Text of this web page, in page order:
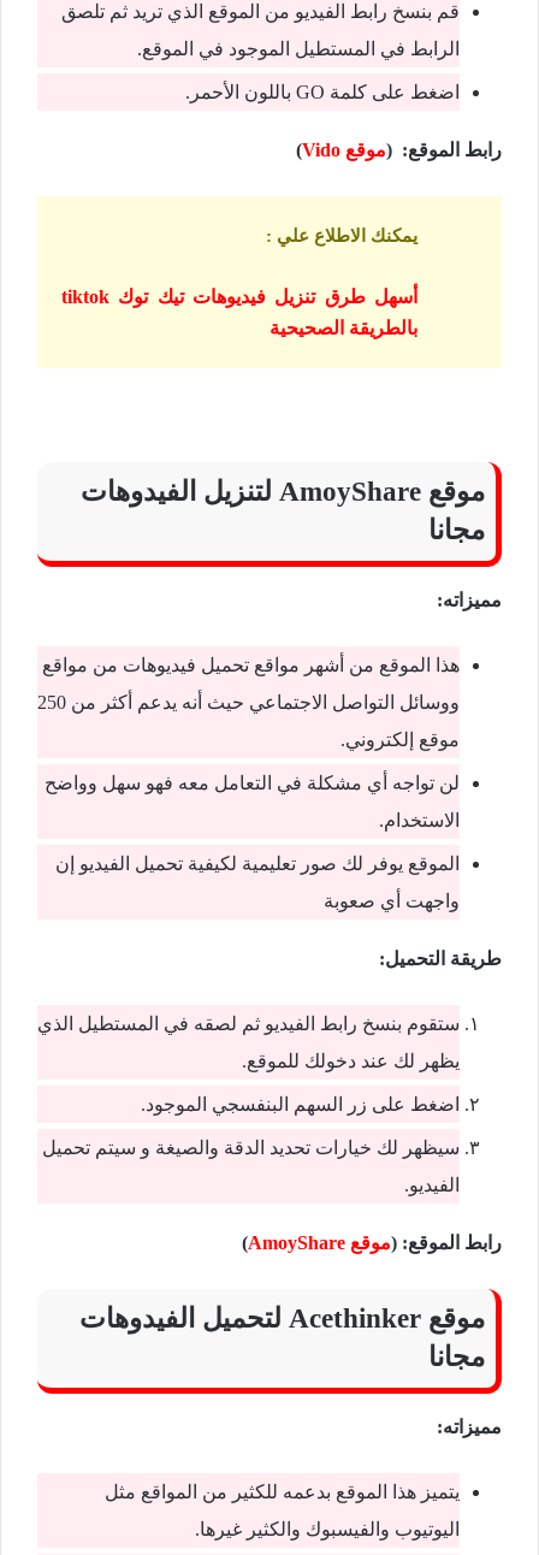
قم بنسخ رابط الفيديو من الموقع الذي تريد ثم تلصق
الرابط في المستطيل الموجود في الموقع.
اضغط على كلمة GO باللون الأحمر.
رابط الموقع: (موقع Vido )
يمكنك الاطلاع علي :
أسهل طرق تنزيل فيديوهات تيك توك tiktok
بالطريقة الصحيحية
موقع AmoyShare لتنزيل الفيدوهات
مجانا
مميزاته:
هذا الموقع من أشهر مواقع تحميل فيديوهات من مواقع
ووسائل التواصل الاجتماعي حيث أنه يدعم أكثر من 250
موقع إلكتروني.
لن تواجه أي مشكلة في التعامل معه فهو سهل وواضح
الاستخدام.
الموقع يوفر لك صور تعليمية لكيفية تحميل الفيديو إن
واجهت أي صعوبة
طريقة التحميل:
ستقوم بنسخ رابط الفيديو ثم لصقه في المستطيل الذي
يظهر لك عند دخولك للموقع.
اضغط على زر السهم البنفسجي الموجود.
سيظهر لك خيارات تحديد الدقة والصيغة و سيتم تحميل
الفيديو.
رابط الموقع: (موقع AmoyShare )
موقع Acethinker لتحميل الفيدوهات
مجانا
مميزاته:
يتميز هذا الموقع بدعمه للكثير من المواقع مثل
اليوتيوب والفيسبوك والكثير غيرها.